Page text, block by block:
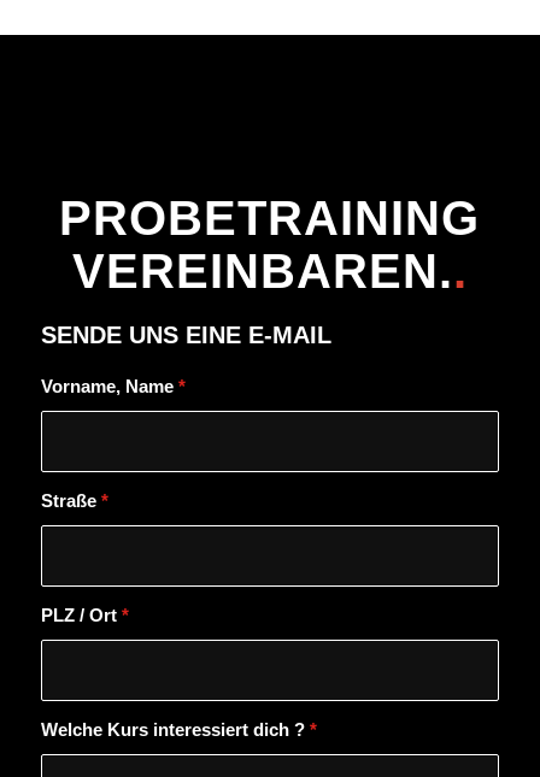
PROBETRAINING
VEREINBAREN..
SENDE UNS EINE E-MAIL
Vorname, Name *
Straße *
PLZ / Ort *
Welche Kurs interessiert dich ? *